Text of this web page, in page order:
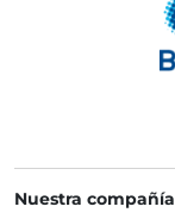
Nuestra compañía